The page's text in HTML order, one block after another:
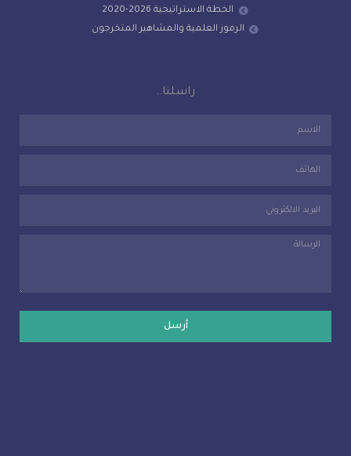
الخطة الاستراتيجية 2026-2020
الرموز العلمية والمشاهير المتخرجون